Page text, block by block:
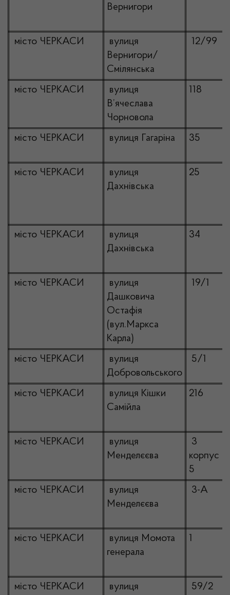
Вернигори
місто ЧЕРКАСИ
вулиця
Вернигори/
Смілянська
12/99
місто ЧЕРКАСИ
вулиця
В’ячеслава
Чорновола
118
місто ЧЕРКАСИ вулиця Гагаріна 35
місто ЧЕРКАСИ
вулиця
Дахнівська
25
місто ЧЕРКАСИ
вулиця
Дахнівська
34
місто ЧЕРКАСИ
вулиця
Дашковича
Остафія
(вул.Маркса
Карла)
19/1
місто ЧЕРКАСИ
вулиця
Добровольського
5/1
місто ЧЕРКАСИ
вулиця Кішки
Самійла
216
місто ЧЕРКАСИ
вулиця
Менделєєва
3
корпус
5
місто ЧЕРКАСИ
вулиця
Менделєєва
3-А
місто ЧЕРКАСИ
вулиця Момота
генерала
1
місто ЧЕРКАСИ
вулиця
59/2